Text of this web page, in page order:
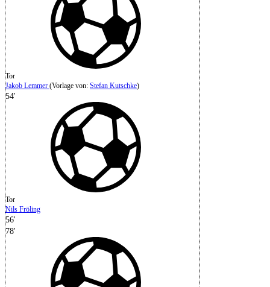
Tor
Jakob Lemmer (Vorlage von: Stefan Kutschke)
54'
Tor
Nils Fröling
56'
78'